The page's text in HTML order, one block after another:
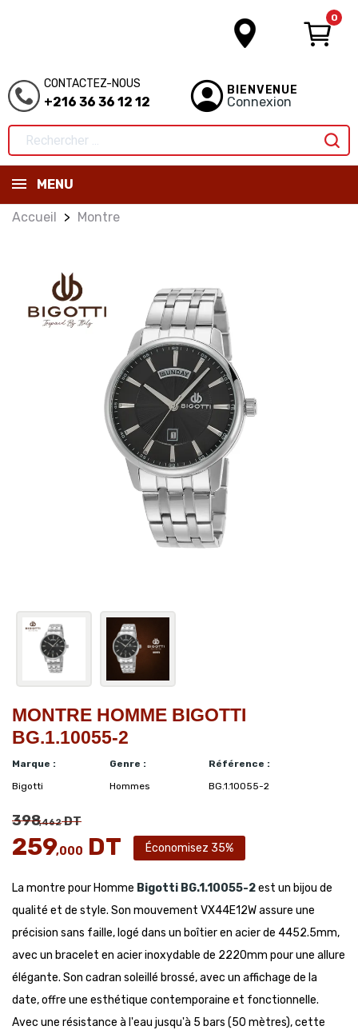
0
CONTACTEZ-NOUS
+216 36 36 12 12
BIENVENUE
Connexion
MENU
Accueil Montre
MONTRE HOMME BIGOTTI
BG.1.10055-2
Marque :
Bigotti
Genre :
Hommes
Référence :
BG.1.10055-2
398,462DT
259,000 DT Économisez 35%
La montre pour Homme Bigotti BG.1.10055-2est un bijou de
qualité et de style. Son mouvement VX44E12W assure une
précision sans faille, logé dans un boîtier en acier de 4452.5mm,
avec un bracelet en acier inoxydable de 2220mm pour une allure
élégante. Son cadran soleillé brossé, avec un affichage de la
date, offre une esthétique contemporaine et fonctionnelle.
Avec une résistance à l'eau jusqu'à 5 bars (50 mètres), cette